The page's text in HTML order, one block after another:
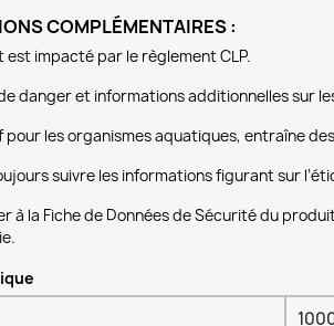
COMPLÉMENTAIRES :
est impacté par le règlement CLP.
danger et informations additionnelles sur
pour les organismes aquatiques, entraîne
suivre les informations figurant sur
à la Fiche de Données de Sécurité du